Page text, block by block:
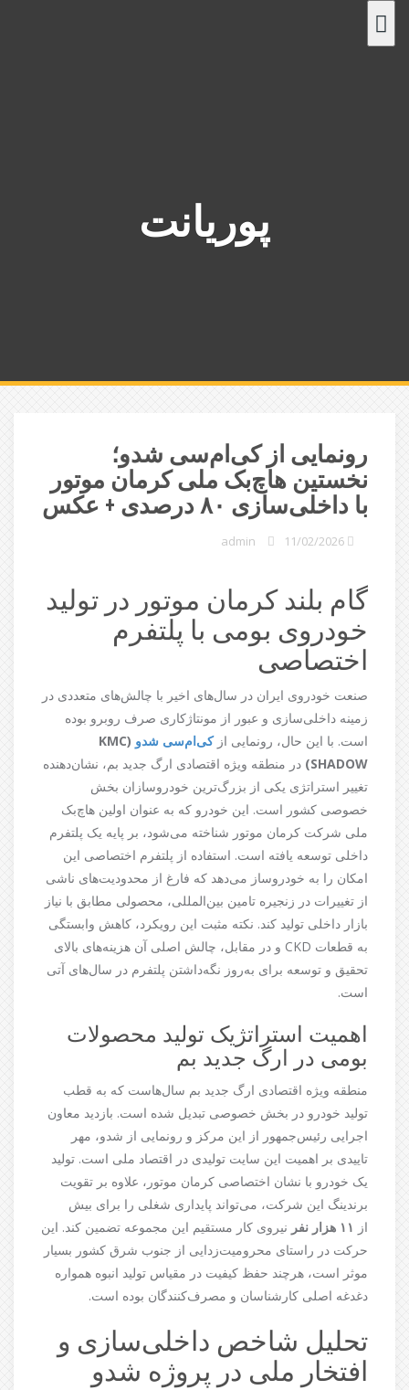
پوریانت
رونمایی از کی‌ام‌سی شدو؛
نخستین هاچ‌بک ملی کرمان موتور
با داخلی‌سازی ۸۰ درصدی + عکس
11/02/2026
admin
گام بلند کرمان موتور در تولید
خودروی بومی با پلتفرم
اختصاصی
صنعت خودروی ایران در سال‌های اخیر با چالش‌های متعددی در
زمینه داخلی‌سازی و عبور از مونتاژکاری صرف روبرو بوده
است. با این حال، رونمایی از کی‌ام‌سی شدو (KMC
SHADOW) در منطقه ویژه اقتصادی ارگ جدید بم، نشان‌دهنده
تغییر استراتژی یکی از بزرگ‌ترین خودروسازان بخش
خصوصی کشور است. این خودرو که به عنوان اولین هاچ‌بک
ملی شرکت کرمان موتور شناخته می‌شود، بر پایه یک پلتفرم
داخلی توسعه یافته است. استفاده از پلتفرم اختصاصی این
امکان را به خودروساز می‌دهد که فارغ از محدودیت‌های ناشی
از تغییرات در زنجیره تامین بین‌المللی، محصولی مطابق با نیاز
بازار داخلی تولید کند. نکته مثبت این رویکرد، کاهش وابستگی
به قطعات CKD و در مقابل، چالش اصلی آن هزینه‌های بالای
تحقیق و توسعه برای به‌روز نگه‌داشتن پلتفرم در سال‌های آتی
است.
اهمیت استراتژیک تولید محصولات
بومی در ارگ جدید بم
منطقه ویژه اقتصادی ارگ جدید بم سال‌هاست که به قطب
تولید خودرو در بخش خصوصی تبدیل شده است. بازدید معاون
اجرایی رئیس‌جمهور از این مرکز و رونمایی از شدو، مهر
تاییدی بر اهمیت این سایت تولیدی در اقتصاد ملی است. تولید
یک خودرو با نشان اختصاصی کرمان موتور، علاوه بر تقویت
برندینگ این شرکت، می‌تواند پایداری شغلی را برای بیش
از ۱۱ هزار نفر
نیروی کار مستقیم این مجموعه تضمین کند. این
حرکت در راستای محرومیت‌زدایی از جنوب شرق کشور بسیار
موثر است، هرچند حفظ کیفیت در مقیاس تولید انبوه همواره
دغدغه اصلی کارشناسان و مصرف‌کنندگان بوده است.
تحلیل شاخص داخلی‌سازی و
افتخار ملی در پروژه شدو